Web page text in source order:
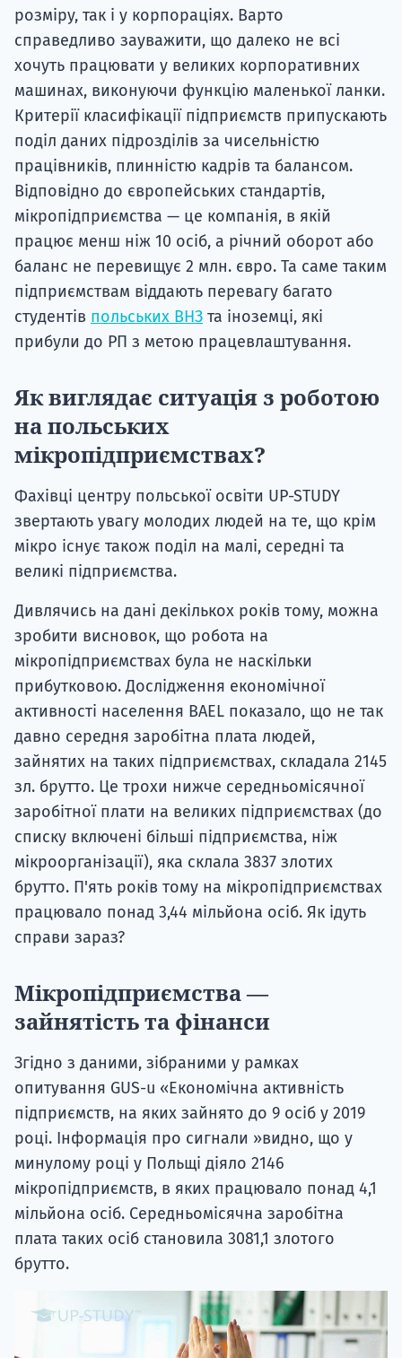
розміру, так і у корпораціях. Варто
справедливо зауважити, що далеко не всі
хочуть працювати у великих корпоративних
машинах, виконуючи функцію маленької ланки.
Критерії класифікації підприємств припускають
поділ даних підрозділів за чисельністю
працівників, плинністю кадрів та балансом.
Відповідно до європейських стандартів,
мікропідприємства — це компанія, в якій
працює менш ніж 10 осіб, а річний оборот або
баланс не перевищує 2 млн. євро. Та саме таким
підприємствам віддають перевагу багато
студентів польських ВНЗ та іноземці, які
прибули до РП з метою працевлаштування.
Як виглядає ситуація з роботою
на польських
мікропідприємствах?
Фахівці центру польської освіти UP-STUDY
звертають увагу молодих людей на те, що крім
мікро існує також поділ на малі, середні та
великі підприємства.
Дивлячись на дані декількох років тому, можна
зробити висновок, що робота на
мікропідприємствах була не наскільки
прибутковою. Дослідження економічної
активності населення BAEL показало, що не так
давно середня заробітна плата людей,
зайнятих на таких підприємствах, складала 2145
зл. брутто. Це трохи нижче середньомісячної
заробітної плати на великих підприємствах (до
списку включені більші підприємства, ніж
мікроорганізації), яка склала 3837 злотих
брутто. П'ять років тому на мікропідприємствах
працювало понад 3,44 мільйона осіб. Як ідуть
справи зараз?
Мікропідприємства —
зайнятість та фінанси
Згідно з даними, зібраними у рамках
опитування GUS-u «Економічна активність
підприємств, на яких зайнято до 9 осіб у 2019
році. Інформація про сигнали »видно, що у
минулому році у Польщі діяло 2146
мікропідприємств, в яких працювало понад 4,1
мільйона осіб. Середньомісячна заробітна
плата таких осіб становила 3081,1 злотого
брутто.